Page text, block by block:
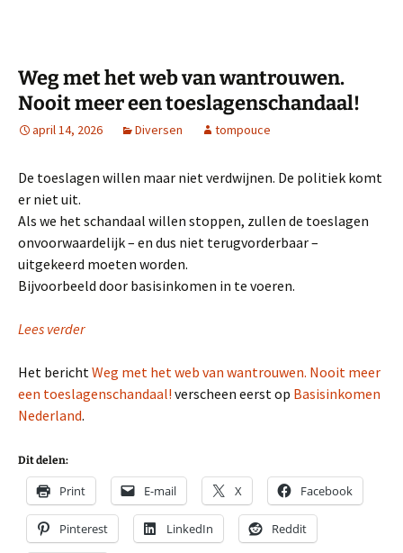
Weg met het web van wantrouwen.
Nooit meer een toeslagenschandaal!
april 14, 2026 Diversen tompouce
De toeslagen willen maar niet verdwijnen. De politiek komt
er niet uit.
Als we het schandaal willen stoppen, zullen de toeslagen
onvoorwaardelijk – en dus niet terugvorderbaar –
uitgekeerd moeten worden.
Bijvoorbeeld door basisinkomen in te voeren.
Lees verder
Het berichtWeg met het web van wantrouwen. Nooit meer
een toeslagenschandaal! verscheen eerst op Basisinkomen
Nederland.
Dit delen:
Print E-mail X Facebook
Pinterest LinkedIn Reddit